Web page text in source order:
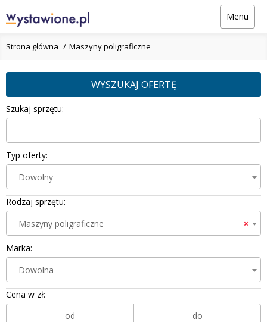
Menu
Strona główna Maszyny poligraficzne
WYSZUKAJ OFERTĘ
Szukaj sprzętu:
Typ oferty:
Dowolny
Rodzaj sprzętu:
×
Maszyny poligraficzne
Marka:
Dowolna
Cena w zł: